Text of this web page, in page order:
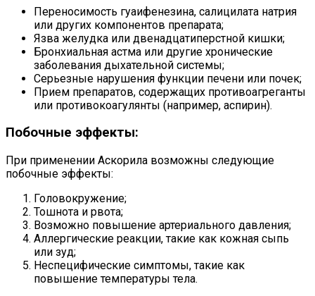
Переносимость гуаифенезина, салицилата натрия
или других компонентов препарата;
Язва желудка или двенадцатиперстной кишки;
Бронхиальная астма или другие хронические
заболевания дыхательной системы;
Серьезные нарушения функции печени или почек;
Прием препаратов, содержащих противоагреганты
или противокоагулянты (например, аспирин).
Побочные эффекты:
При применении Аскорила возможны следующие
побочные эффекты:
Головокружение;
Тошнота и рвота;
Возможно повышение артериального давления;
Аллергические реакции, такие как кожная сыпь
или зуд;
Неспецифические симптомы, такие как
повышение температуры тела.